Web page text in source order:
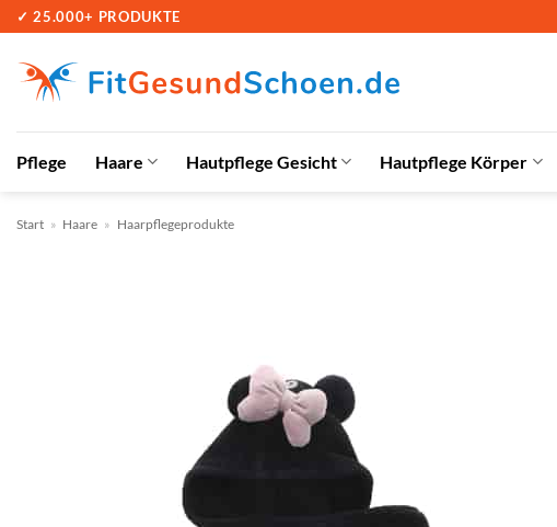
Zum
springen
✓ 25.000+ PRODUKTE
Pflege Haare Hautpflege Gesicht Hautpflege Körper
Start » Haare » Haarpflegeprodukte